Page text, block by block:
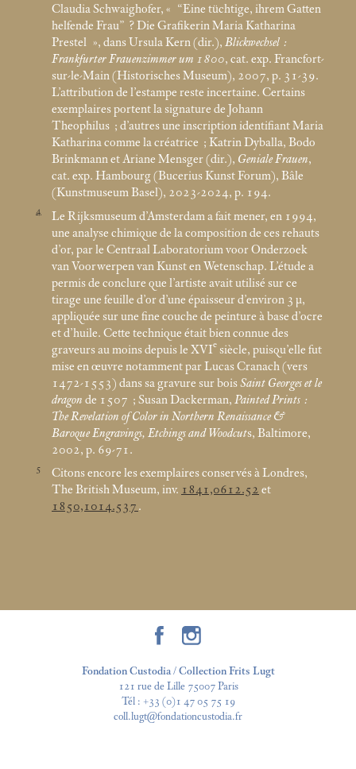
Claudia Schwaighofer, « “Eine tüchtige, ihrem Gatten
helfende Frau” ? Die Grafikerin Maria Katharina
Prestel », dans Ursula Kern (dir.), Blickwechsel :
Frankfurter Frauenzimmer um 1800, cat. exp. Francfort-
sur-le-Main (Historisches Museum), 2007, p. 31-39.
L’attribution de l’estampe reste incertaine. Certains
exemplaires portent la signature de Johann
Theophilus ; d’autres une inscription identifiant Maria
Katharina comme la créatrice ; Katrin Dyballa, Bodo
Brinkmann et Ariane Mensger (dir.), Geniale Frauen,
cat. exp. Hambourg (Bucerius Kunst Forum), Bâle
(Kunstmuseum Basel), 2023-2024, p. 194.
4
Le Rijksmuseum d’Amsterdam a fait mener, en 1994,
une analyse chimique de la composition de ces rehauts
d’or, par le Centraal Laboratorium voor Onderzoek
van Voorwerpen van Kunst en Wetenschap. L’étude a
permis de conclure que l’artiste avait utilisé sur ce
tirage une feuille d’or d’une épaisseur d’environ 3 μ,
appliquée sur une fine couche de peinture à base d’ocre
et d’huile. Cette technique était bien connue des
graveurs au moins depuis le XVIe siècle, puisqu’elle fut
mise en œuvre notamment par Lucas Cranach (vers
1472-1553) dans sa gravure sur boisSaint Georges et le
dragon de 1507 ; Susan Dackerman, Painted Prints :
The Revelation of Color in Northern Renaissance &
Baroque Engravings, Etchings and Woodcuts, Baltimore,
2002, p. 69-71.
5
Citons encore les exemplaires conservés à Londres,
The British Museum, inv. 1841,0612.52 et
1850,1014.537 .
Fondation Custodia / Collection Frits Lugt
121 rue de Lille 75007 Paris
Tél : +33 (0)1 47 05 75 19
coll.lugt@fondationcustodia.fr